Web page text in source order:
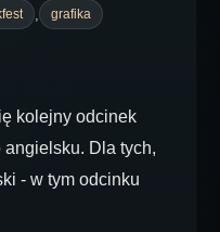
grafika
kolejny odcinek
Dla tych,
- w tym odcinku